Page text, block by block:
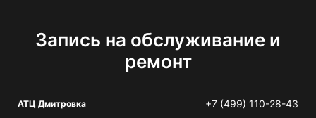
Запись на обслуживание и
ремонт
АТЦ Дмитровка +7 (499) 110-28-43